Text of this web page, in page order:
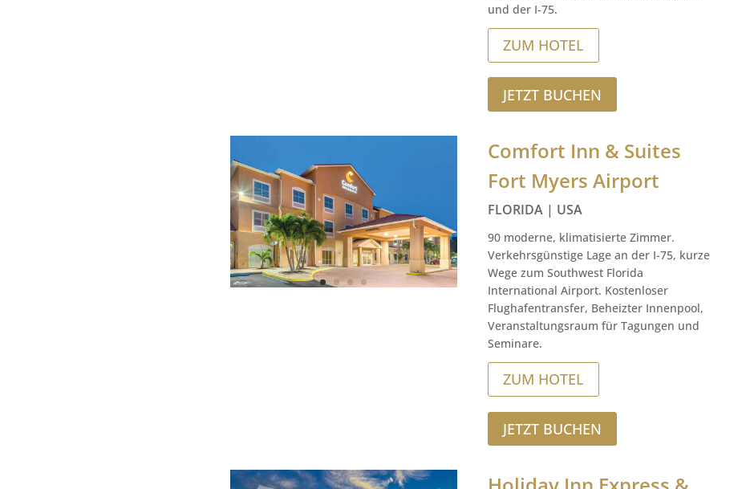
und der I-75.
ZUM HOTEL
JETZT BUCHEN
Comfort Inn & Suites
Fort Myers Airport
FLORIDA | USA
90 moderne, klimatisierte Zimmer.
Verkehrsgünstige Lage an der I-75, kurze
Wege zum Southwest Florida
International Airport. Kostenloser
Flughafentransfer, Beheizter Innenpool,
Veranstaltungsraum für Tagungen und
Seminare.
ZUM HOTEL
JETZT BUCHEN